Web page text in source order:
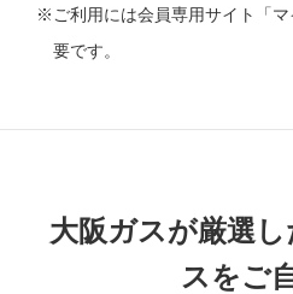
ご利用には会員専用サイト「
要です。
大阪ガスが厳選
スをご